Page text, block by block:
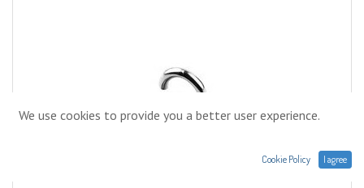
We use cookies to provide you a better user experience.
Cookie Policy I agree